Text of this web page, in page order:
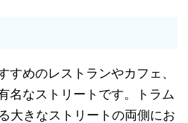
すめのレストランやカフェ、
名なストリートです。トラム
大きなストリートの両側にお